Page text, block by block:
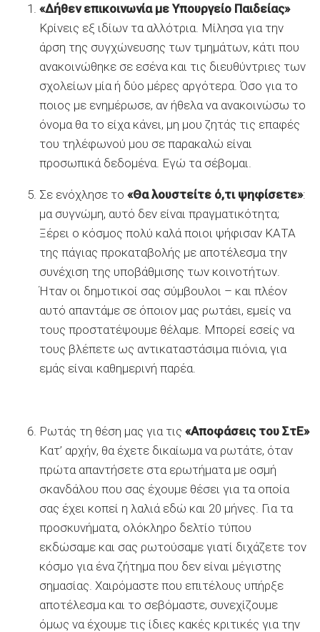
«Δήθεν επικοινωνία με Υπουργείο Παιδείας»
Κρίνεις εξ ιδίων τα αλλότρια. Μίλησα για την
άρση της συγχώνευσης των τμημάτων, κάτι που
ανακοινώθηκε σε εσένα και τις διευθύντριες των
σχολείων μία ή δύο μέρες αργότερα. Όσο για το
ποιος με ενημέρωσε, αν ήθελα να ανακοινώσω το
όνομα θα το είχα κάνει, μη μου ζητάς τις επαφές
του τηλέφωνού μου σε παρακαλώ είναι
προσωπικά δεδομένα. Εγώ τα σέβομαι.
Σε ενόχλησε το «Θα λουστείτε ό,τι ψηφίσετε»:
μα συγνώμη, αυτό δεν είναι πραγματικότητα;
Ξέρει ο κόσμος πολύ καλά ποιοι ψήφισαν ΚΑΤΑ
της πάγιας προκαταβολής με αποτέλεσμα την
συνέχιση της υποβάθμισης των κοινοτήτων.
Ήταν οι δημοτικοί σας σύμβουλοι – και πλέον
αυτό απαντάμε σε όποιον μας ρωτάει, εμείς να
τους προστατέψουμε θέλαμε. Μπορεί εσείς να
τους βλέπετε ως αντικαταστάσιμα πιόνια, για
εμάς είναι καθημερινή παρέα.
Ρωτάς τη θέση μας για τις «Αποφάσεις του ΣτΕ»
Κατ’ αρχήν, θα έχετε δικαίωμα να ρωτάτε, όταν
πρώτα απαντήσετε στα ερωτήματα με οσμή
σκανδάλου που σας έχουμε θέσει για τα οποία
σας έχει κοπεί η λαλιά εδώ και 20 μήνες. Για τα
προσκυνήματα, ολόκληρο δελτίο τύπου
εκδώσαμε και σας ρωτούσαμε γιατί διχάζετε τον
κόσμο για ένα ζήτημα που δεν είναι μέγιστης
σημασίας. Χαιρόμαστε που επιτέλους υπήρξε
αποτέλεσμα και το σεβόμαστε, συνεχίζουμε
όμως να έχουμε τις ίδιες κακές κριτικές για την